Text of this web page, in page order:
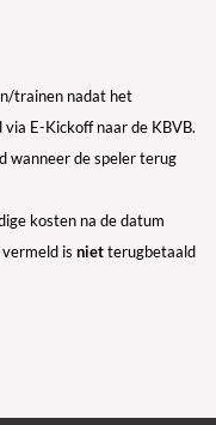
trainen nadat het
E-Kickoff naar de KBVB.
wanneer de speler terug
kosten na de datum
is nietterugbetaald